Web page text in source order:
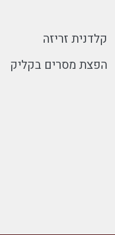
קלדנית זריזה
הפצת מסרים בקליק